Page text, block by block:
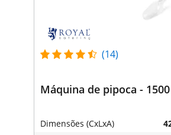
(14)
Máquina de pipoca -
Dimensões (CxLxA)